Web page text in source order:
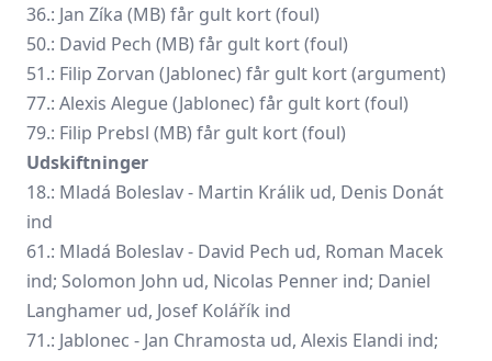
36.: Jan Zíka (MB) får gult kort (foul)
50.: David Pech (MB) får gult kort (foul)
51.: Filip Zorvan (Jablonec) får gult kort (argument)
77.: Alexis Alegue (Jablonec) får gult kort (foul)
79.: Filip Prebsl (MB) får gult kort (foul)
Udskiftninger
18.: Mladá Boleslav - Martin Králik ud, Denis Donát
ind
61.: Mladá Boleslav - David Pech ud, Roman Macek
ind; Solomon John ud, Nicolas Penner ind; Daniel
Langhamer ud, Josef Kolářík ind
71.: Jablonec - Jan Chramosta ud, Alexis Elandi ind;